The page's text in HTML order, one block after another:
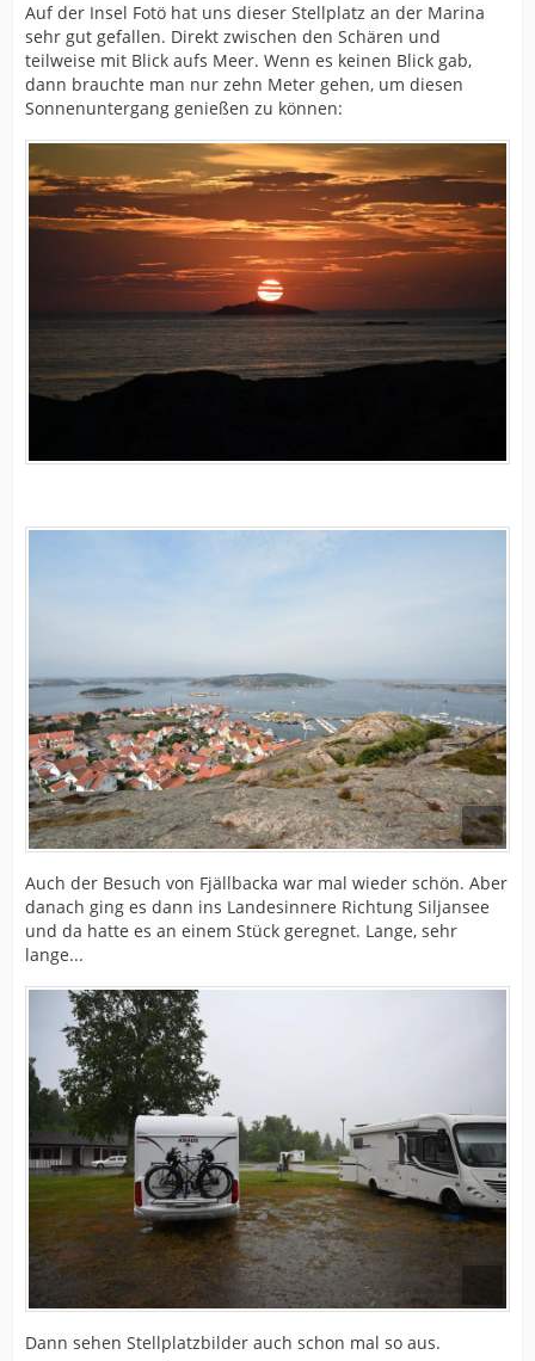
Auf der Insel Fotö hat uns dieser Stellplatz an der Marina
sehr gut gefallen. Direkt zwischen den Schären und
teilweise mit Blick aufs Meer. Wenn es keinen Blick gab,
dann brauchte man nur zehn Meter gehen, um diesen
Sonnenuntergang genießen zu können:
Auch der Besuch von Fjällbacka war mal wieder schön. Aber
danach ging es dann ins Landesinnere Richtung Siljansee
und da hatte es an einem Stück geregnet. Lange, sehr
lange...
Dann sehen Stellplatzbilder auch schon mal so aus.